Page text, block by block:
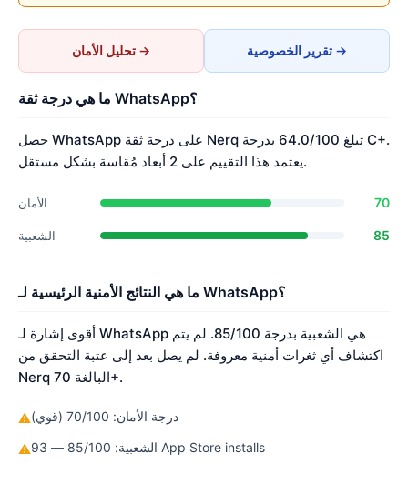
تحليل الأمان → تقرير الخصوصية →
ما هي درجة ثقة WhatsApp؟
حصل WhatsApp على درجة ثقة Nerq تبلغ 64.0/100 بدرجة C+.
يعتمد هذا التقييم على 2 أبعاد مُقاسة بشكل مستقل.
الأمان 70
الشعبية 85
ما هي النتائج الأمنية الرئيسية لـ WhatsApp؟
أقوى إشارة لـ WhatsApp هي الشعبية بدرجة 85/100. لم يتم
اكتشاف أي ثغرات أمنية معروفة. لم يصل بعد إلى عتبة التحقق من
Nerq البالغة 70+.
⚠ درجة الأمان: 70/100 (قوي)
⚠ الشعبية: 85/100 — 93 App Store installs